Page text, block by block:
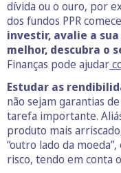
dívida ou o ouro, por
dos fundos PPR
investir, avalie a
melhor, descubra o
Finanças pode ajudar
Estudar as
não sejam garantias
tarefa importante.
produto mais
“outro lado da
risco, tendo em conta